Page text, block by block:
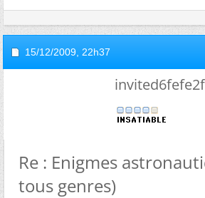
15/12/2009, 22h37
invited6fefe2f
Re : Enigmes
tous genres)